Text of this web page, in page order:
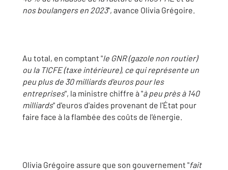
nos boulangers en 2023", avance Olivia Grégoire.
Au total, en comptant "le GNR (gazole non routier)
ou la TICFE (taxe intérieure), ce qui représente un
peu plus de 30 milliards d'euros pour les
entreprises", la ministre chiffre à "à peu près à 140
milliards" d'euros d'aides provenant de l'État pour
faire face à la flambée des coûts de l'énergie.
Olivia Grégoire assure que son gouvernement "fait